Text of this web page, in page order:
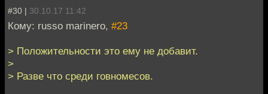
#30 | 30.10.17 11:42
Кому: russo marinero, #23
> Положительности это ему не добавит.
>
> Разве что среди говномесов.